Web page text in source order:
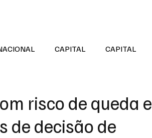
CAPITAL CAPITAL
risco de queda e
de decisão de